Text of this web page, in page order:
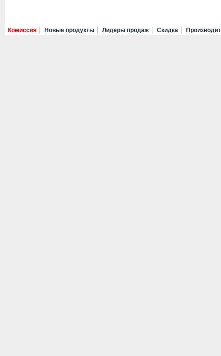
Комиссия Новые продукты Лидеры продаж Скидка